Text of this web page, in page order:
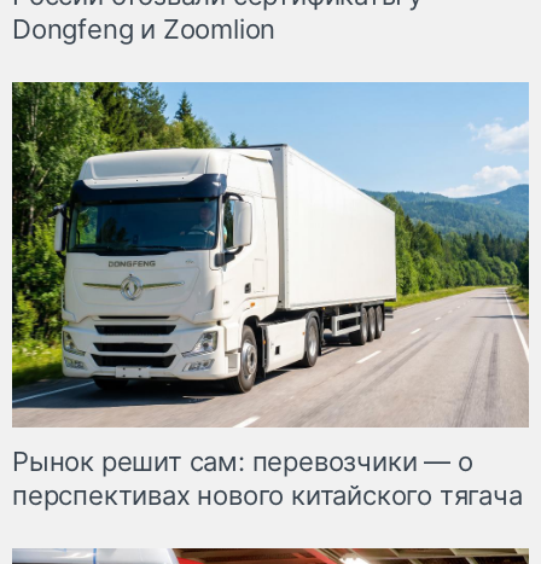
Dongfeng и Zoomlion
Рынок решит сам: перевозчики — о
перспективах нового китайского тягача